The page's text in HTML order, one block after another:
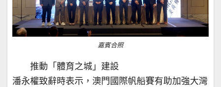
嘉賓合照
推動「體育之城」建設
潘永權致辭時表示，澳門國際帆船賽有助加強大灣